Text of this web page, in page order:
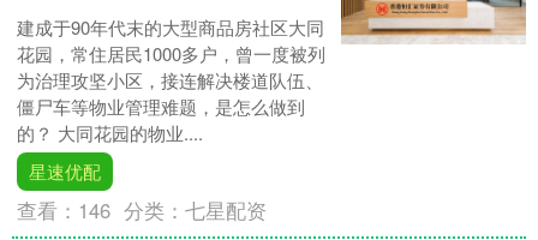
建成于90年代末的大型商品房社区大同
花园，常住居民1000多户，曾一度被列
为治理攻坚小区，接连解决楼道队伍、
僵尸车等物业管理难题，是怎么做到
的？ 大同花园的物业....
星速优配
查看： 146 分类：七星配资